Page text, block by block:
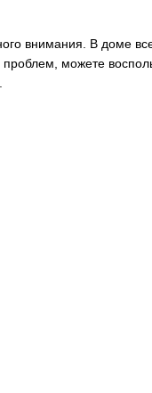
внимания. В доме
можете